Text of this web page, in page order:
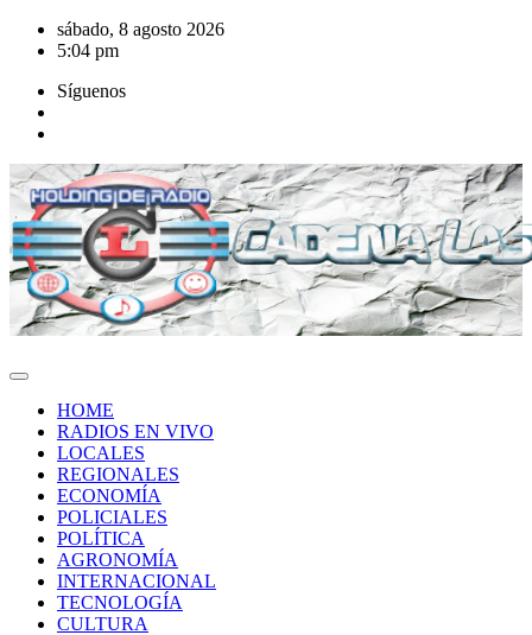
Saltar
sábado, 8 agosto 2026
5:04 pm
Síguenos
HOME
RADIOS EN VIVO
LOCALES
REGIONALES
ECONOMÍA
POLICIALES
POLÍTICA
AGRONOMÍA
INTERNACIONAL
TECNOLOGÍA
CULTURA